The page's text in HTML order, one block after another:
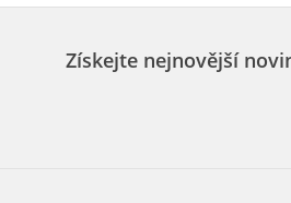
Získejte nejnovější